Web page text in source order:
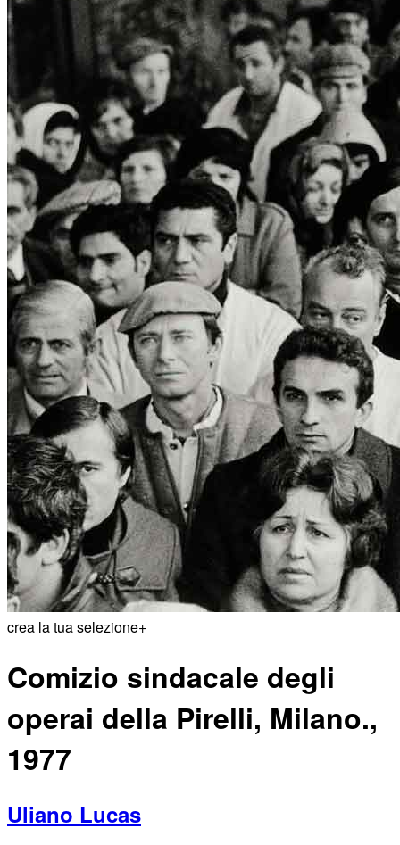
Menu Menu
ITA
ENG
crea la tua selezione+
Comizio sindacale degli
operai della Pirelli, Milano.,
1977
Uliano Lucas